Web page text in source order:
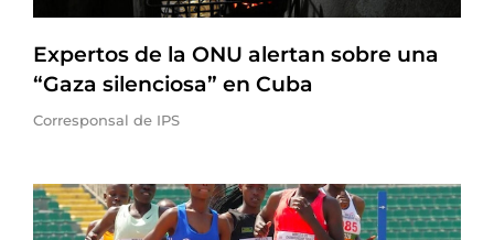
Expertos de la ONU alertan sobre una
“Gaza silenciosa” en Cuba
Corresponsal de IPS